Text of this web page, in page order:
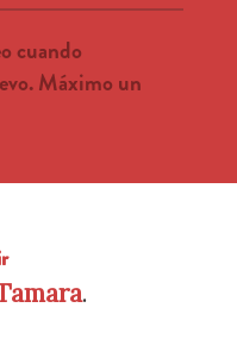
cuando
Máximo un
.